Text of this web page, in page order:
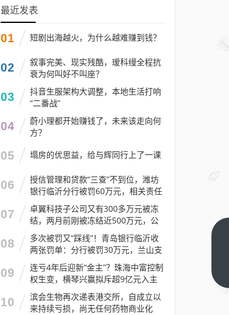
最近发表
01 短剧出海越火，为什么越难赚到钱？
02
叙事完美、现实残酷，瑷科缦全程抗
衰为何叫好不叫座？
03
抖音生服架构大调整，本地生活打响
“二番战”
04
蔚小理都开始赚钱了，未来该走向何
方？
05 塌房的优思益，给与辉同行上了一课
06
授信管理和贷款“三查”不到位，潍坊
银行临沂分行被罚60万元，相关责任
人被警告
07
卓翼科技子公司又有300多万元被冻
结，两月前刚被冻结近500万元，公
司去年预计亏损至少2.1亿元
08
多次被罚又“踩线”！青岛银行临沂收
两张罚单：分行被罚30万元，兰山支
行被罚30万元
09
连亏4年后迎新“金主”？珠海中富控制
权生变，横琴兴赢拟斥超9亿元入主
10
滨会生物再次递表港交所，自成立以
来持续亏损，尚无任何药物商业化